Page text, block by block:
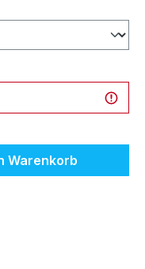
Warenkorb